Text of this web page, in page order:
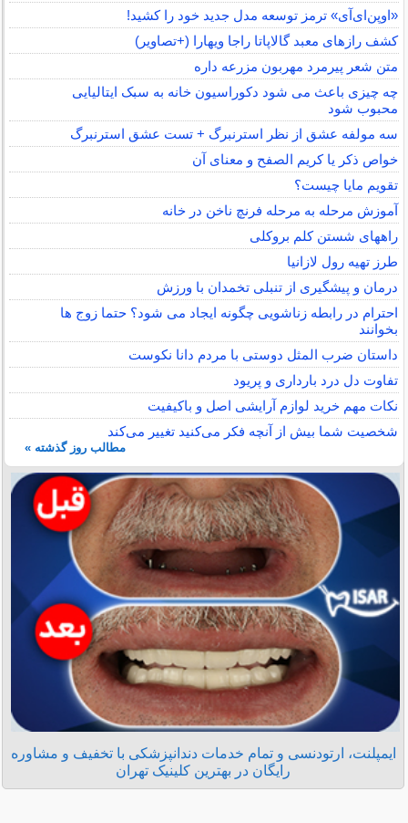
«اوپن‌ای‌آی» ترمز توسعه مدل جدید خود را کشید!
کشف رازهای معبد گالاپاتا راجا ویهارا (+تصاویر)
متن شعر پیرمرد مهربون مزرعه داره
چه چیزی باعث می شود دکوراسیون خانه به سبک ایتالیایی
محبوب شود
سه مولفه عشق از نظر استرنبرگ + تست عشق استرنبرگ
خواص ذکر یا کریم الصفح و معنای آن
تقویم مایا چیست؟
آموزش مرحله به مرحله فرنچ ناخن در خانه
راههای شستن کلم بروکلی
طرز تهیه رول لازانیا
درمان و پیشگیری از تنبلی تخمدان با ورزش
احترام در رابطه زناشویی چگونه ایجاد می شود؟ حتما زوج ها
بخوانند
داستان ضرب المثل دوستی با مردم دانا نكوست
تفاوت دل درد بارداری و پریود
نکات مهم خرید لوازم آرایشی اصل و باکیفیت
شخصیت شما بیش از آنچه فکر می‌کنید تغییر می‌کند
مطالب روز گذشته »
ایمپلنت، ارتودنسی و تمام خدمات دندانپزشکی با تخفیف و مشاوره
رایگان در بهترین کلینیک تهران